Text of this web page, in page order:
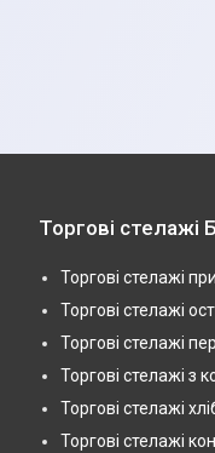
Торгові стелажі
Торгові стелажі
Торгові стелажі
Торгові стелажі
Торгові стелажі з
Торгові стелажі
Торгові стелажі